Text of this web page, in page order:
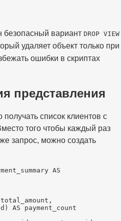
безопасный вариант DROP VIEW
удаляет объект только при
ошибки в скриптах
представления
список клиентов с
того чтобы каждый раз
запрос, можно создать
AS
AS payment_count